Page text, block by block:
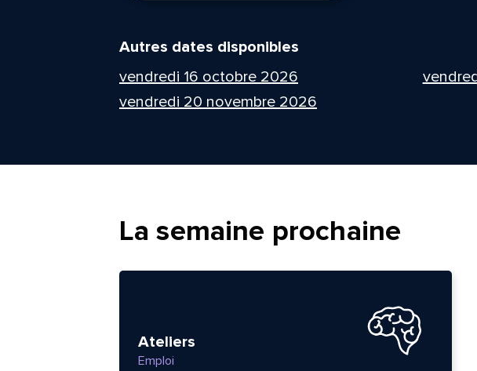
Autres dates disponibles
vendredi 16 octobre 2026
vendredi 20 novembre 2026
La semaine prochaine
Ateliers
Emploi